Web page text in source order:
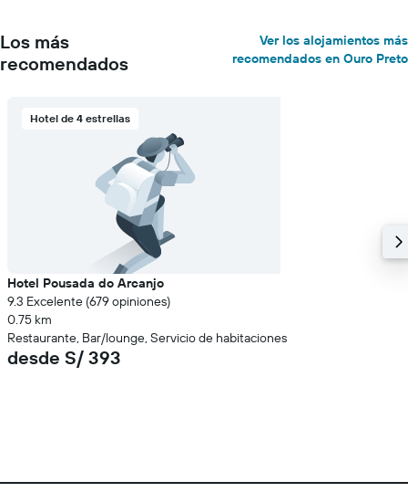
Los más
recomendados
Ver los alojamientos más
recomendados en Ouro Preto
Hotel de 4 estrellas
Hotel Pousada do Arcanjo
9.3 Excelente (679 opiniones)
0.75 km
Restaurante, Bar/lounge, Servicio de habitaciones
desde S/ 393